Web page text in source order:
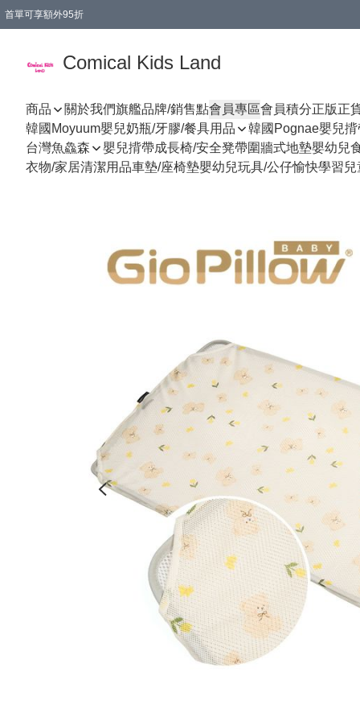
首單可享額外95折
Comical Kids Land
商品 關於我們旗艦品牌/銷售點會員專區會員積分正版正
韓國Moyuum嬰兒奶瓶/牙膠/餐具用品
韓國Pognae嬰兒揹
台灣魚鱻森
嬰兒揹帶成長椅/安全凳帶圍牆式地墊嬰幼兒
衣物/家居清潔用品車墊/座椅墊嬰幼兒玩具/公仔愉快學習